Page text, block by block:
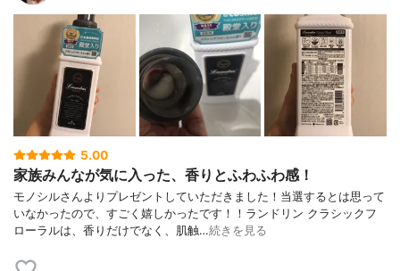
5.00
家族みんなが気に入った、香りとふわふわ感！
モノシルさんよりプレゼントしていただきました！当選するとは思って
いなかったので、すごく嬉しかったです！！ランドリン クラシックフ
ローラルは、香りだけでなく、肌触…続きを見る